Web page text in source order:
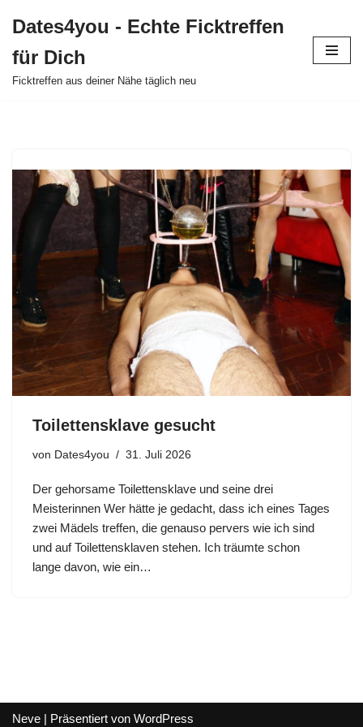
Inhalt
springen
Dates4you - Echte Ficktreffen
für Dich
Ficktreffen aus deiner Nähe täglich neu
Toilettensklave gesucht
von Dates4you 31. Juli 2026
Der gehorsame Toilettensklave und seine drei
Meisterinnen Wer hätte je gedacht, dass ich eines Tages
zwei Mädels treffen, die genauso pervers wie ich sind
und auf Toilettensklaven stehen. Ich träumte schon
lange davon, wie ein…
Neve | Präsentiert von WordPress